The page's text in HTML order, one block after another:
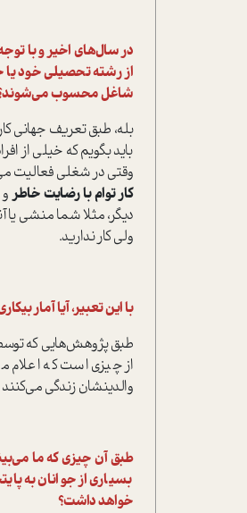
در سال‌های اخیر و با
از رشته تحصیلی خود یا
شاغل محسوب
بله، طبق تعریف جهانی
باید بگویم که خیلی از
وقتی در شغلی فعالیت
کار توام با رضایت خاطرو
دیگر، مثلا شما منشی یا
ولی کار ندارید.
با این تعبیر، آیا آمار
طبق پژوهش‌هایی که توسط
از چیزی است که اعلام
والدینشان زندگی
طبق آن چیزی که ما
بسیاری از جوانان به
خواهد داشت؟